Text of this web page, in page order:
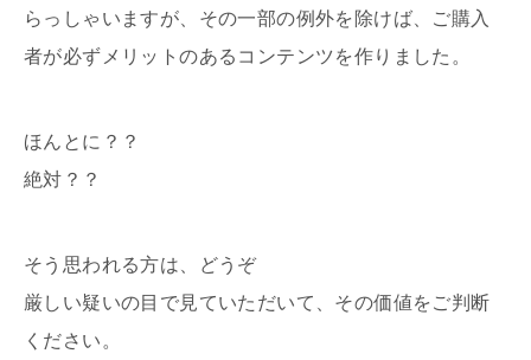
らっしゃいますが、その一部の例外を除けば、ご購入
者が必ずメリットのあるコンテンツを作りました。
ほんとに？？
絶対？？
そう思われる方は、どうぞ
厳しい疑いの目で見ていただいて、その価値をご判断
ください。